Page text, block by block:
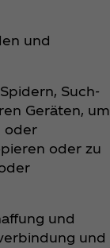
und
Such-
Geräten, um
oder
oder zu
und
und